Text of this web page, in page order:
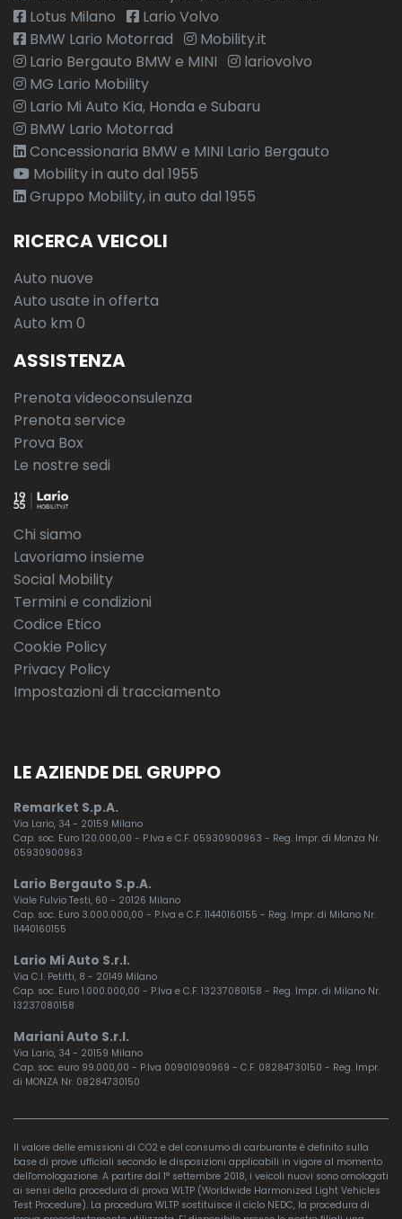
Lotus Milano
Lario Volvo
BMW Lario Motorrad
Mobility.it
Lario Bergauto BMW e MINI
lariovolvo
MG Lario Mobility
Lario Mi Auto Kia, Honda e Subaru
BMW Lario Motorrad
Concessionaria BMW e MINI Lario Bergauto
Mobility in auto dal 1955
Gruppo Mobility, in auto dal 1955
RICERCA VEICOLI
Auto nuove
Auto usate in offerta
Auto km 0
ASSISTENZA
Prenota videoconsulenza
Prenota service
Prova Box
Le nostre sedi
Chi siamo
Lavoriamo insieme
Social Mobility
Termini e condizioni
Codice Etico
Cookie Policy
Privacy Policy
Impostazioni di tracciamento
LE AZIENDE DEL GRUPPO
Remarket S.p.A.
Via Lario, 34 - 20159 Milano
Cap. soc. Euro 120.000,00 - P.Iva e C.F. 05930900963 - Reg. Impr. di Monza Nr.
05930900963
Lario Bergauto S.p.A.
Viale Fulvio Testi, 60 - 20126 Milano
Cap. soc. Euro 3.000.000,00 - P.Iva e C.F. 11440160155 - Reg. Impr. di Milano Nr.
11440160155
Lario Mi Auto S.r.l.
Via C.I. Petitti, 8 - 20149 Milano
Cap. soc. Euro 1.000.000,00 - P.Iva e C.F. 13237080158 - Reg. Impr. di Milano Nr.
13237080158
Mariani Auto S.r.l.
Via Lario, 34 - 20159 Milano
Cap. soc. euro 99.000,00 - P.Iva 00901090969 - C.F. 08284730150 - Reg. Impr.
di MONZA Nr. 08284730150
Il valore delle emissioni di CO2 e del consumo di carburante è definito sulla
base di prove ufficiali secondo le disposizioni applicabili in vigore al momento
dell'omologazione. A partire dal 1° settembre 2018, i veicoli nuovi sono omologati
ai sensi della procedura di prova WLTP (Worldwide Harmonized Light Vehicles
Test Procedure). La procedura WLTP sostituisce il ciclo NEDC, la procedura di